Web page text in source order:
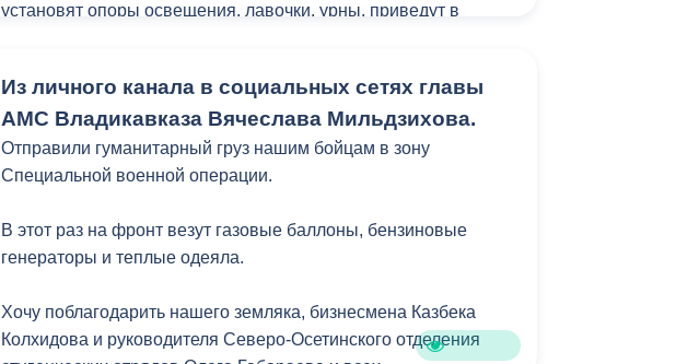
установят опоры освещения, лавочки, урны, приведут в
набережной Терека как главной прогулочной зоны
Владикавказа.
Из личного канала в социальных сетях главы
АМС Владикавказа Вячеслава Мильдзихова.
Отправили гуманитарный груз нашим бойцам в зону
Специальной военной операции.
В этот раз на фронт везут газовые баллоны, бензиновые
генераторы и теплые одеяла.
Хочу поблагодарить нашего земляка, бизнесмена Казбека
Колхидова и руководителя Северо-Осетинского отделения